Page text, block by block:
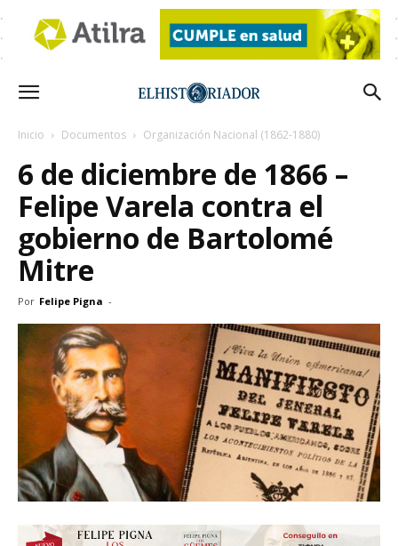
Inicio Documentos Organización Nacional (1862-1880)
6 de diciembre de 1866 –
Felipe Varela contra el
gobierno de Bartolomé
Mitre
Por Felipe Pigna -